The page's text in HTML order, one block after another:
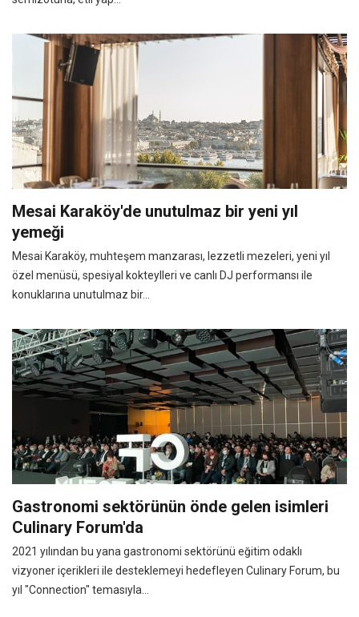
Mesai Karaköy'de unutulmaz bir yeni yıl
yemeği
Mesai Karaköy, muhteşem manzarası, lezzetli mezeleri, yeni yıl
özel menüsü, spesiyal kokteylleri ve canlı DJ performansı ile
konuklarına unutulmaz bir...
Gastronomi sektörünün önde gelen isimleri
Culinary Forum'da
2021 yılından bu yana gastronomi sektörünü eğitim odaklı
vizyoner içerikleri ile desteklemeyi hedefleyen Culinary Forum, bu
yıl "Connection" temasıyla...